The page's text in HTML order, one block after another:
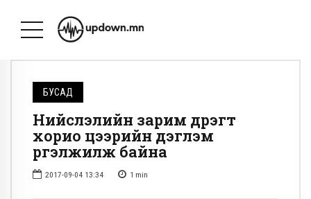
БУСАД
Нийслэлийн зарим дүүрэгт
хорио цээрийн дэглэм
үргэлжилж байна
2017-09-04 13:34 1 min